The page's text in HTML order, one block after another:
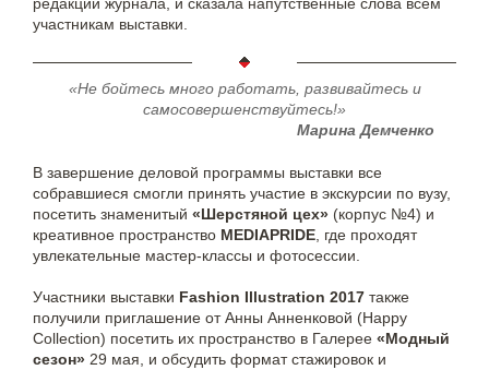
участникам выставки.
«Не бойтесь много работать, развивайтесь и
самосовершенствуйтесь!»
Марина Демченко
В завершение деловой программы выставки все
собравшиеся смогли принять участие в экскурсии по вузу,
посетить знаменитый «Шерстяной цех» (корпус №4) и
креативное пространство MEDIAPRIDE , где проходят
увлекательные мастер-классы и фотосессии.
Участники выставки Fashion Illustration 2017 также
получили приглашение от Анны Анненковой (Happy
Collection) посетить их пространство в Галерее «Модный
сезон» 29 мая, и обсудить формат стажировок и